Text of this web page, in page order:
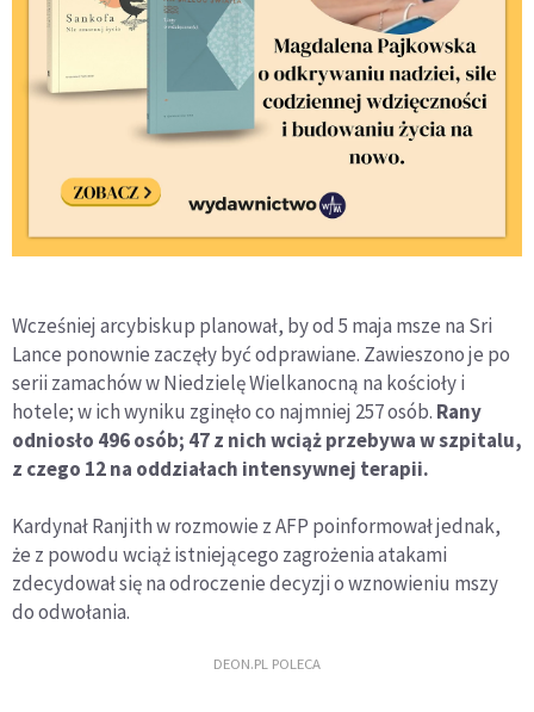
Wcześniej arcybiskup planował, by od 5 maja msze na Sri
Lance ponownie zaczęły być odprawiane. Zawieszono je po
serii zamachów w Niedzielę Wielkanocną na kościoły i
hotele; w ich wyniku zginęło co najmniej 257 osób. Rany
odniosło 496 osób; 47 z nich wciąż przebywa w szpitalu,
z czego 12 na oddziałach intensywnej terapii.
Kardynał Ranjith w rozmowie z AFP poinformował jednak,
że z powodu wciąż istniejącego zagrożenia atakami
zdecydował się na odroczenie decyzji o wznowieniu mszy
do odwołania.
DEON.PL POLECA